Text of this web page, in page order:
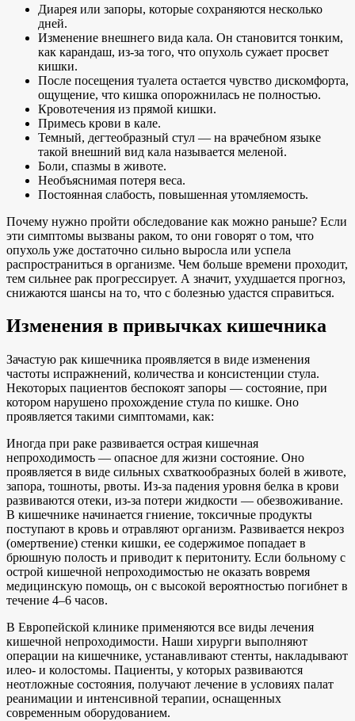
Диарея или запоры, которые сохраняются несколько
дней.
Изменение внешнего вида кала. Он становится тонким,
как карандаш, из-за того, что опухоль сужает просвет
кишки.
После посещения туалета остается чувство дискомфорта,
ощущение, что кишка опорожнилась не полностью.
Кровотечения из прямой кишки.
Примесь крови в кале.
Темный, дегтеобразный стул — на врачебном языке
такой внешний вид кала называется меленой.
Боли, спазмы в животе.
Необъяснимая потеря веса.
Постоянная слабость, повышенная утомляемость.
Почему нужно пройти обследование как можно раньше? Если
эти симптомы вызваны раком, то они говорят о том, что
опухоль уже достаточно сильно выросла или успела
распространиться в организме. Чем больше времени проходит,
тем сильнее рак прогрессирует. А значит, ухудшается прогноз,
снижаются шансы на то, что с болезнью удастся справиться.
Изменения в привычках кишечника
Зачастую рак кишечника проявляется в виде изменения
частоты испражнений, количества и консистенции стула.
Некоторых пациентов беспокоят запоры — состояние, при
котором нарушено прохождение стула по кишке. Оно
проявляется такими симптомами, как:
Иногда при раке развивается острая кишечная
непроходимость — опасное для жизни состояние. Оно
проявляется в виде сильных схваткообразных болей в животе,
запора, тошноты, рвоты. Из-за падения уровня белка в крови
развиваются отеки, из-за потери жидкости — обезвоживание.
В кишечнике начинается гниение, токсичные продукты
поступают в кровь и отравляют организм. Развивается некроз
(омертвение) стенки кишки, ее содержимое попадает в
брюшную полость и приводит к перитониту. Если больному с
острой кишечной непроходимостью не оказать вовремя
медицинскую помощь, он с высокой вероятностью погибнет в
течение 4–6 часов.
В Европейской клинике применяются все виды лечения
кишечной непроходимости. Наши хирурги выполняют
операции на кишечнике, устанавливают стенты, накладывают
илео- и колостомы. Пациенты, у которых развиваются
неотложные состояния, получают лечение в условиях палат
реанимации и интенсивной терапии, оснащенных
современным оборудованием.